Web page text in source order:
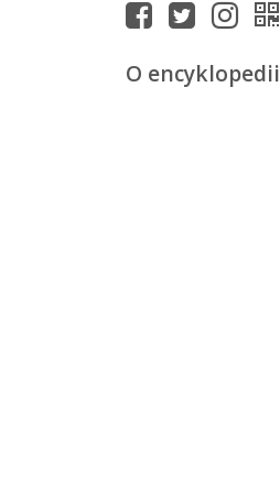
O encyklopedii